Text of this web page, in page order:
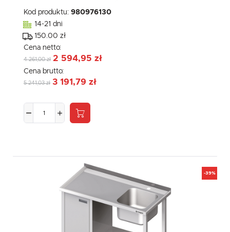
Kod produktu: 980976130
14-21 dni
150.00 zł
Cena netto:
4 261,00 zł 2 594,95 zł
Cena brutto:
5 241,03 zł 3 191,79 zł
-39%